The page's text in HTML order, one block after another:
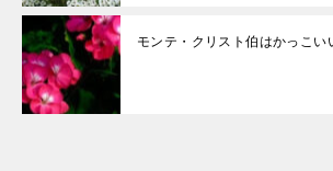
モンテ・クリスト伯はかっこい